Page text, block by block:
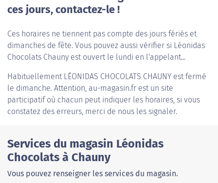
ces jours, contactez-le !
Ces horaires ne tiennent pas compte des jours fériés et
dimanches de fête. Vous pouvez aussi vérifier si Léonidas
Chocolats Chauny est ouvert le lundi en l'appelant...
Habituellement LÉONIDAS CHOCOLATS CHAUNY est fermé
le dimanche. Attention, au-magasin.fr est un site
participatif où chacun peut indiquer les horaires, si vous
constatez des erreurs, merci de nous les signaler.
Services du magasin Léonidas
Chocolats à Chauny
Vous pouvez renseigner les services du magasin.